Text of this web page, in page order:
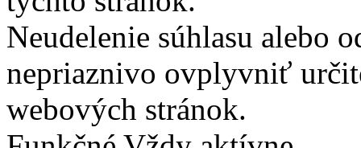
Neudelenie súhlasu alebo
nepriaznivo ovplyvniť
webových stránok.